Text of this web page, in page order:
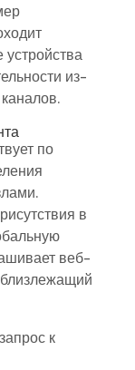
из-
по
в
веб-
к